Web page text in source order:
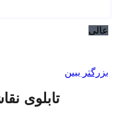
عالی
بزرگتر ببین
تابلوی